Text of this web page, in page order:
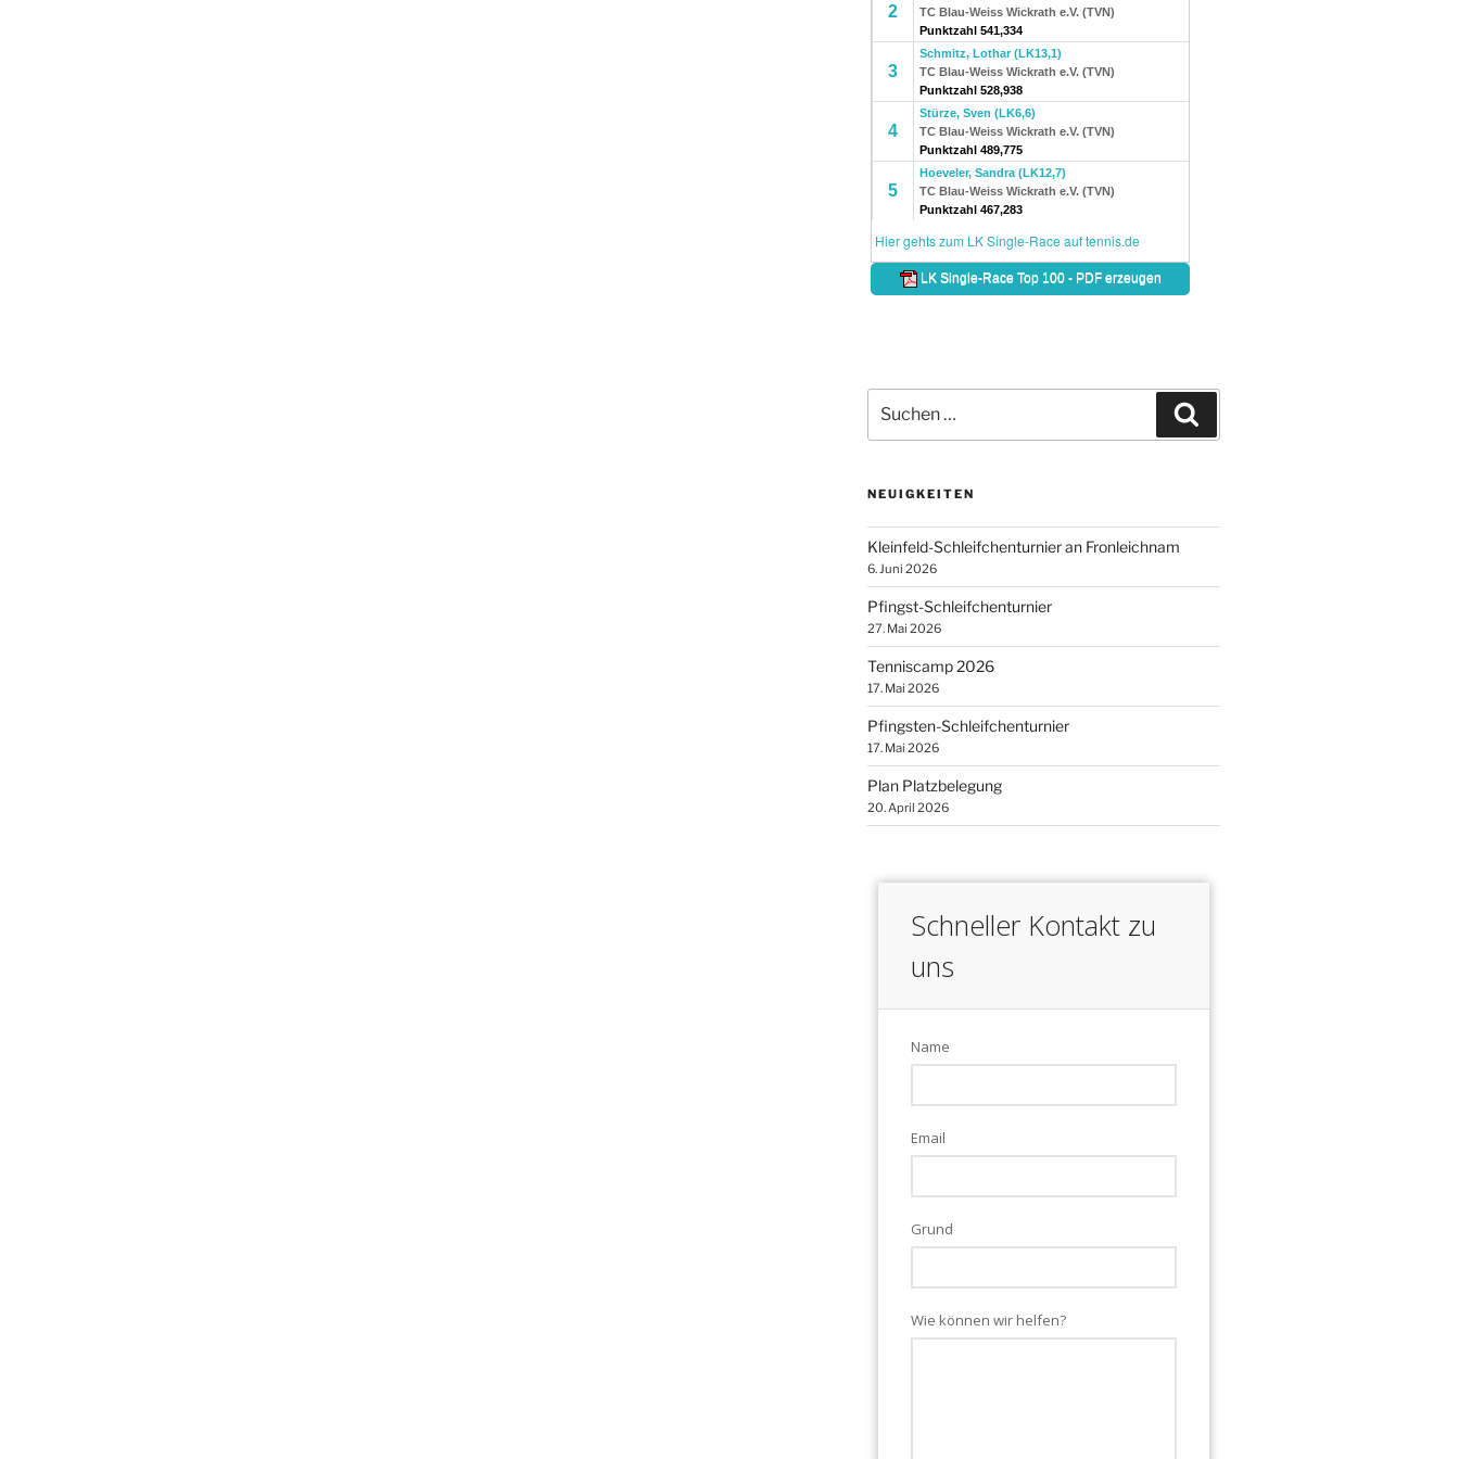
nach:
NEUIGKEITEN
Kleinfeld-Schleifchenturnier an Fronleichnam
6. Juni 2026
Pfingst-Schleifchenturnier
27. Mai 2026
Tenniscamp 2026
17. Mai 2026
Pfingsten-Schleifchenturnier
17. Mai 2026
Plan Platzbelegung
20. April 2026
Schneller Kontakt zu
uns
Name
Email
Grund
Wie können wir helfen?